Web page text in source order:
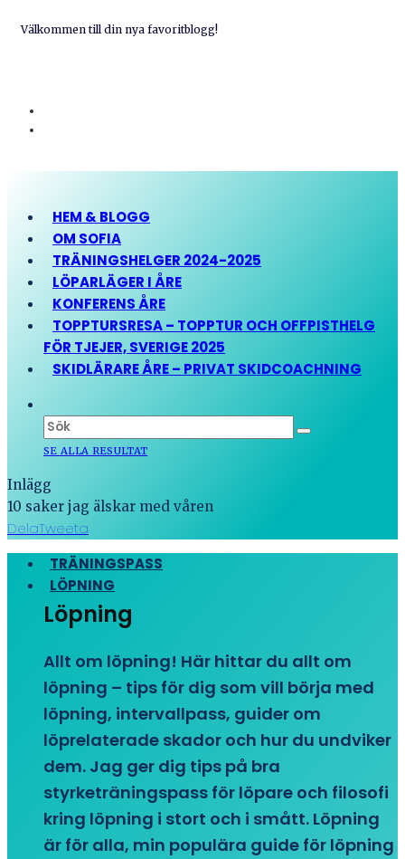
Välkommen till din nya favoritblogg!
HEM & BLOGG
OM SOFIA
TRÄNINGSHELGER 2024-2025
LÖPARLÄGER I ÅRE
KONFERENS ÅRE
TOPPTURSRESA – TOPPTUR OCH OFFPISTHELG
FÖR TJEJER, SVERIGE 2025
SKIDLÄRARE ÅRE – PRIVAT SKIDCOACHNING
SE ALLA RESULTAT
Inlägg
10 saker jag älskar med våren
DelaTweeta
TRÄNINGSPASS
LÖPNING
Löpning
Allt om löpning! Här hittar du allt om
löpning – tips för dig som vill börja med
löpning, intervallpass, guider om
löprelaterade skador och hur du undviker
dem. Jag ger dig tips på bra
styrketräningspass för löpare och filosofi
kring löpning i stort och i smått. Löpning
är för alla, min populära guide för löpning